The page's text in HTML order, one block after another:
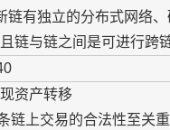
有独立的分布式网络
链与链之间是可进行跨链
资产转移
链上交易的合法性至关